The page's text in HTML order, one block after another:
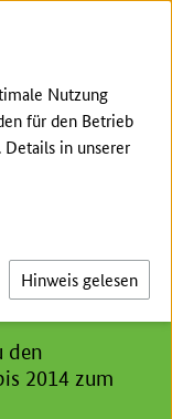
2012
den
2014 zum
Nutzung
für den Betrieb
in unserer
Hinweis gelesen